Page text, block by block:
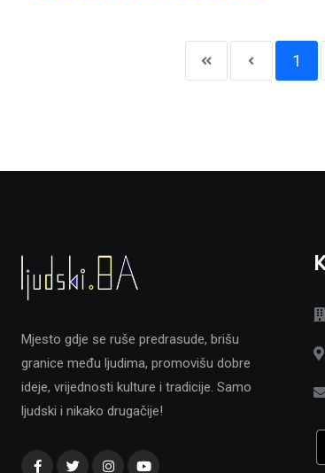
1
Mjesto gdje se ruše predrasude, brišu
granice među ljudima, promovišu dobre
ideje, vrijednosti kulture i tradicije. Samo
ljudski i nikako drugačije!